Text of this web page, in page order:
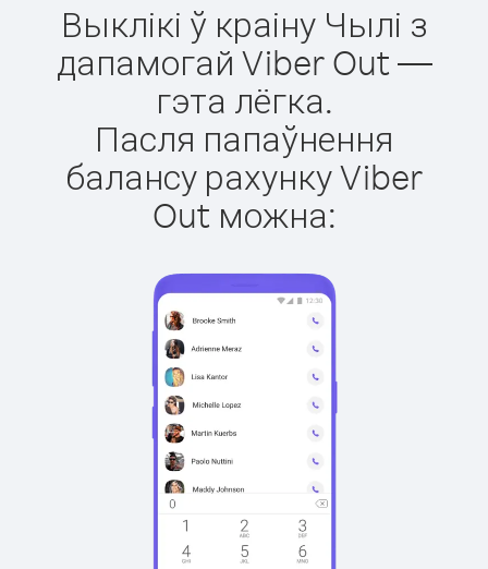
Выклікі ў краіну Чылі з
дапамогай Viber Out —
гэта лёгка.
Пасля папаўнення
балансу рахунку Viber
Out можна: